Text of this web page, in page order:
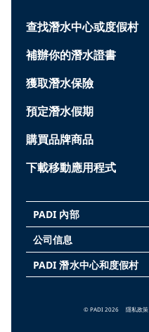
查找潛水中心或度假村
補辦你的潛水證書
獲取潛水保險
預定潛水假期
購買品牌商品
下載移動應用程式
PADI 內部
公司信息
PADI 潛水中心和度假村
© PADI 2026 隱私政策